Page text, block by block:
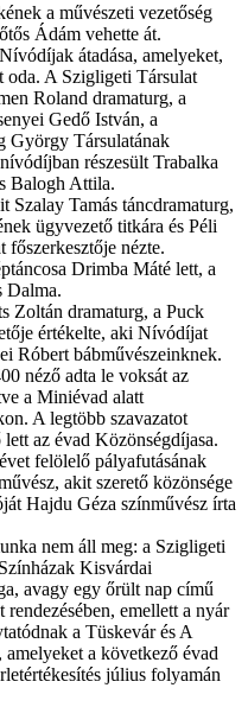
a művészeti vezetőség
Ádám vehette át.
átadása, amelyeket,
oda. A Szigligeti Társulat
Roland dramaturg, a
Gedő István, a
György Társulatának
részesült Trabalka
Balogh Attila.
Szalay Tamás táncdramaturg,
ügyvezető titkára és Péli
nézte.
Drimba Máté lett, a
Dalma.
Zoltán dramaturg, a Puck
értékelte, aki Nívódíjat
Róbert bábművészeinknek.
néző adta le voksát az
a Miniévad alatt
A legtöbb szavazatot
az évad Közönségdíjasa.
felölelő pályafutásának
akit szerető közönsége
Hajdu Géza színművész írta
nem áll meg: a Szigligeti
Kisvárdai
avagy egy őrült nap című
emellett a nyár
a Tüskevár és A
a következő évad
július folyamán